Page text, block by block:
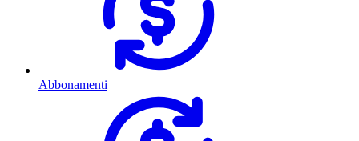
Abbonamenti